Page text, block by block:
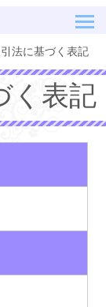
法に基づく表記
く表記